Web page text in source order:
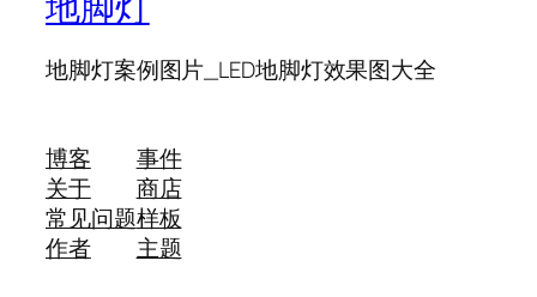
地脚灯案例图片_LED地脚灯效果图大全
博客
关于
常见问题
作者
事件
商店
样板
主题